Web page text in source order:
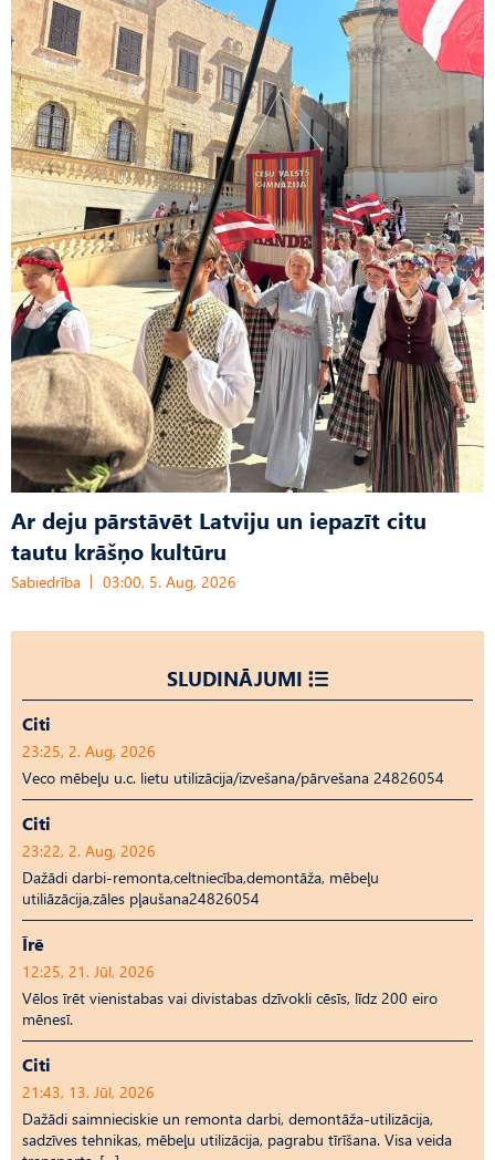
Ar deju pārstāvēt Latviju un iepazīt citu
tautu krāšņo kultūru
Sabiedrība 03:00, 5. Aug, 2026
SLUDINĀJUMI
Citi
23:25, 2. Aug, 2026
Veco mēbeļu u.c. lietu utilizācija/izvešana/pārvešana 24826054
Citi
23:22, 2. Aug, 2026
Dažādi darbi-remonta,celtniecība,demontāža, mēbeļu
utiliāzācija,zāles pļaušana24826054
Īrē
12:25, 21. Jūl, 2026
Vēlos īrēt vienistabas vai divistabas dzīvokli cēsīs, līdz 200 eiro
mēnesī.
Citi
21:43, 13. Jūl, 2026
Dažādi saimnieciskie un remonta darbi, demontāža-utilizācija,
sadzīves tehnikas, mēbeļu utilizācija, pagrabu tīrīšana. Visa veida